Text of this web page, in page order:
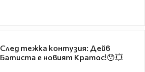
След тежка контузия: Дейв
Батиста е новият Кратос!😯💥